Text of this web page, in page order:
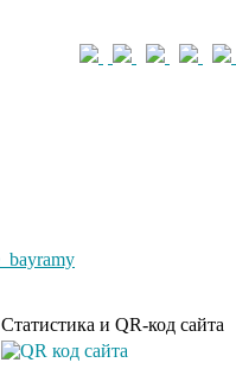
Статистика и QR-код сайта